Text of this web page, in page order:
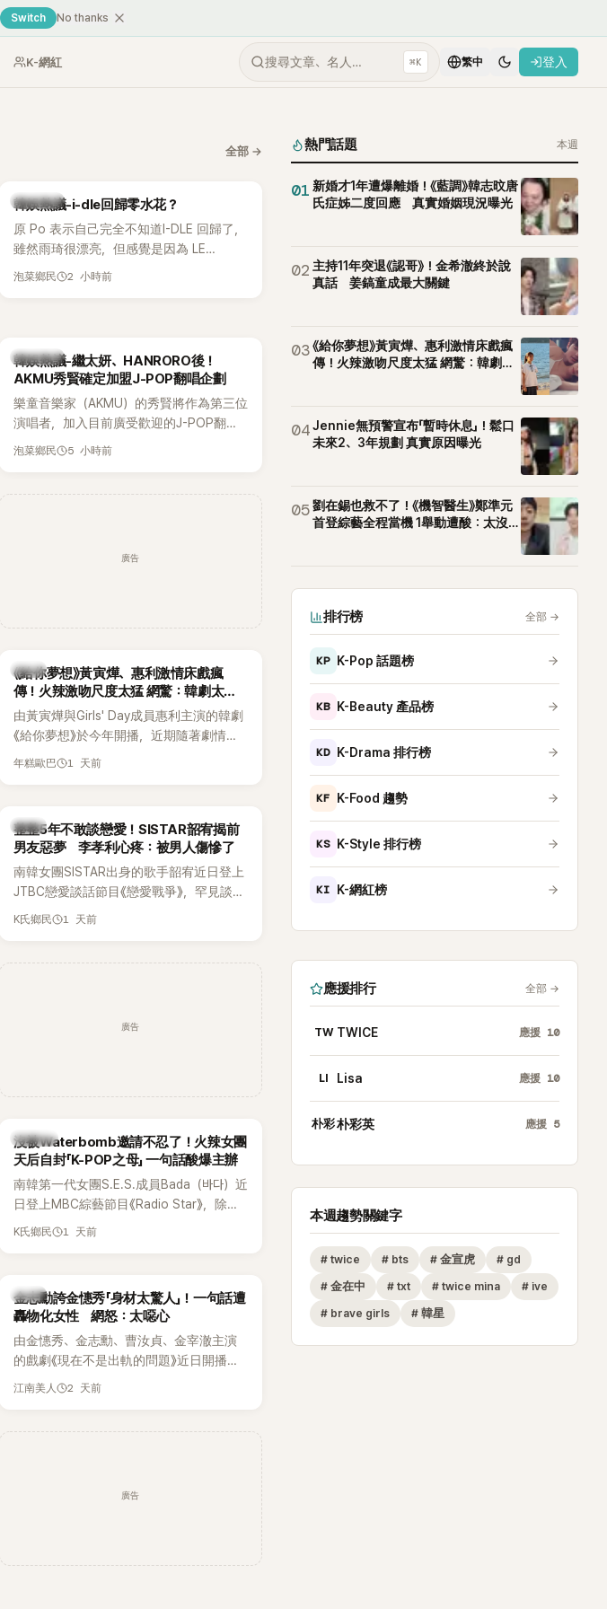
Switch No thanks
K-網紅 搜尋文章、名人… ⌘K 繁中 登入
全部 →
熱議討論
韓娛熱議-i-dle回歸零水花？
原 Po 表示自己完全不知道I-DLE 回歸了，
雖然雨琦很漂亮，但感覺是因為 LE
SSERAFIM 和 aespa 佔據了市場。
泡菜鄉民 2 小時前
熱議討論
韓娛熱議-繼太妍、HANRORO後！
AKMU秀賢確定加盟J-POP翻唱企劃
樂童音樂家（AKMU）的秀賢將作為第三位
演唱者，加入目前廣受歡迎的J-POP翻唱
企劃。繼太妍和Hanroro之後，秀賢已獲
泡菜鄉民 5 小時前
廣告
韓劇
《給你夢想》黃寅燁、惠利激情床戲瘋
傳！火辣激吻尺度太猛 網驚：韓劇太敢
拍
由黃寅燁與Girls' Day成員惠利主演的韓劇
《給你夢想》於今年開播，近期隨著劇情進
入高潮，男女主角的感情線快速升溫。最
年糕歐巴 1 天前
韓星
整整5年不敢談戀愛！SISTAR韶宥揭前
男友惡夢 李孝利心疼：被男人傷慘了
南韓女團SISTAR出身的歌手韶宥近日登上
JTBC戀愛談話節目《戀愛戰爭》，罕見談及
自己的感情生活，不僅坦言已經整整5年沒
K氏鄉民 1 天前
廣告
K-POP
沒被Waterbomb邀請不忍了！火辣女團
天后自封「K-POP之母」 一句話酸爆主辦
南韓第一代女團S.E.S.成員Bada（바다）近
日登上MBC綜藝節目《Radio Star》，除了
分享近況，還罕見公開向夏季音樂節
根本只是懂了皮毛。」一番話笑翻全場，也
引發網友熱議。
K氏鄉民 1 天前
韓星
金志勳誇金憓秀「身材太驚人」！一句話遭
轟物化女性 網怒：太噁心
由金憓秀、金志勳、曹汝貞、金宰澈主演
的戲劇《現在不是出軌的問題》近日開播，
為宣傳新作品，四位主演一同出演
江南美人 2 天前
廣告
熱門話題 本週
01 新婚才1年遭爆離婚！《藍調》韓志旼唐
氏症姊二度回應 真實婚姻現況曝光
02 主持11年突退《認哥》！金希澈終於說
真話 姜鎬童成最大關鍵
03《給你夢想》黃寅燁、惠利激情床戲瘋
傳！火辣激吻尺度太猛 網驚：韓劇太
04Jennie無預警宣布「暫時休息」！鬆口
未來2、3年規劃 真實原因曝光
05劉在錫也救不了！《機智醫生》鄭準元
首登綜藝全程當機 1舉動遭酸：太沒誠
排行榜 全部 →
KP K-Pop 話題榜
KB K-Beauty 產品榜
KD K-Drama 排行榜
KF K-Food 趨勢
KS K-Style 排行榜
KI K-網紅榜
應援排行 全部 →
TW TWICE 應援 10
LI Lisa 應援 10
朴彩朴彩英 應援 5
本週趨勢關鍵字
# twice # bts # 金宣虎 # gd
# 金在中 # txt # twice mina # ive
# brave girls # 韓星